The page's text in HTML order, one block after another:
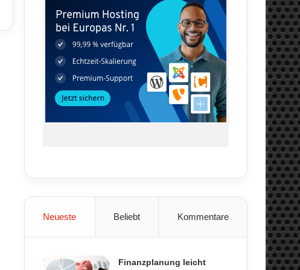
Neueste Beliebt Kommentare
Finanzplanung leicht